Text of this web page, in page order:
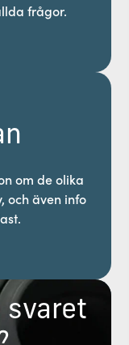
frågor.
om de olika
och även info
svaret